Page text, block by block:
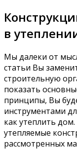
в
Мы далеки от
статьи Вы
строительную
показать
принципы, Вы
инструментами
как утеплить
утепляемые
рассмотренных